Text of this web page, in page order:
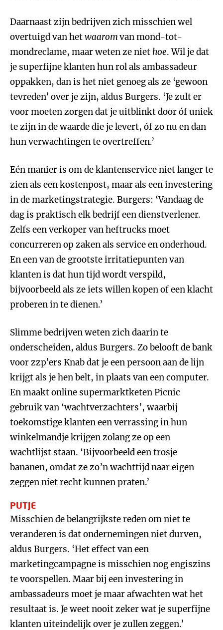
Daarnaast zijn bedrijven zich misschien wel
overtuigd van hetwaaromvan mond-tot-
mondreclame, maar weten ze niethoe. Wil je dat
je superfijne klanten hun rol als ambassadeur
oppakken, dan is het niet genoeg als ze ‘gewoon
tevreden’ over je zijn, aldus Burgers. ‘Je zult er
voor moeten zorgen dat je uitblinkt door óf uniek
te zijn in de waarde die je levert, óf zo nu en dan
hun verwachtingen te overtreffen.’
Eén manier is om de klantenservice niet langer te
zien als een kostenpost, maar als een investering
in de marketingstrategie. Burgers: ‘Vandaag de
dag is praktisch elk bedrijf een dienstverlener.
Zelfs een verkoper van heftrucks moet
concurreren op zaken als service en onderhoud.
En een van de grootste irritatiepunten van
klanten is dat hun tijd wordt verspild,
bijvoorbeeld als ze iets willen kopen of een klacht
proberen in te dienen.’
Slimme bedrijven weten zich daarin te
onderscheiden, aldus Burgers. Zo belooft de bank
voor zzp’ers Knab dat je een persoon aan de lijn
krijgt als je hen belt, in plaats van een computer.
En maakt online supermarktketen Picnic
gebruik van ‘wachtverzachters’, waarbij
toekomstige klanten een verrassing in hun
winkelmandje krijgen zolang ze op een
wachtlijst staan. ‘Bijvoorbeeld een trosje
bananen, omdat ze zo’n wachttijd naar eigen
zeggen niet recht kunnen praten.’
PUTJE
Misschien de belangrijkste reden om niet te
veranderen is dat ondernemingen niet durven,
aldus Burgers. ‘Het effect van een
marketingcampagne is misschien nog engiszins
te voorspellen. Maar bij een investering in
ambassadeurs moet je maar afwachten wat het
resultaat is. Je weet nooit zeker wat je superfijne
klanten uiteindelijk over je zullen zeggen.’